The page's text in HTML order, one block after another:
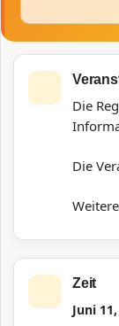
Die
Die
Zeit
Juni